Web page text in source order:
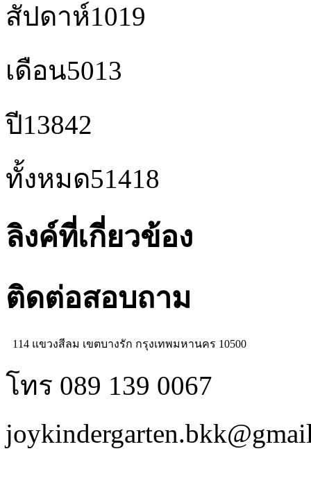
สัปดาห์1019
เดือน5013
ปี13842
ทั้งหมด51418
ลิงค์ที่เกี่ยวข้อง
ติดต่อสอบถาม
114 แขวงสีลม เขตบางรัก กรุงเทพมหานคร 10500
โทร 089 139 0067